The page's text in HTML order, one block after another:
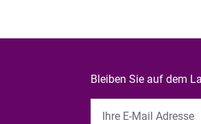
Bleiben Sie auf dem